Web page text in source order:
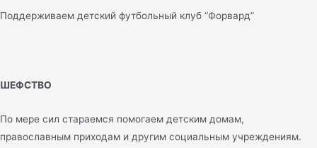
Поддерживаем детский футбольный клуб “Форвард”
ШЕФСТВО
По мере сил стараемся помогаем детским домам,
православным приходам и другим социальным учреждениям.